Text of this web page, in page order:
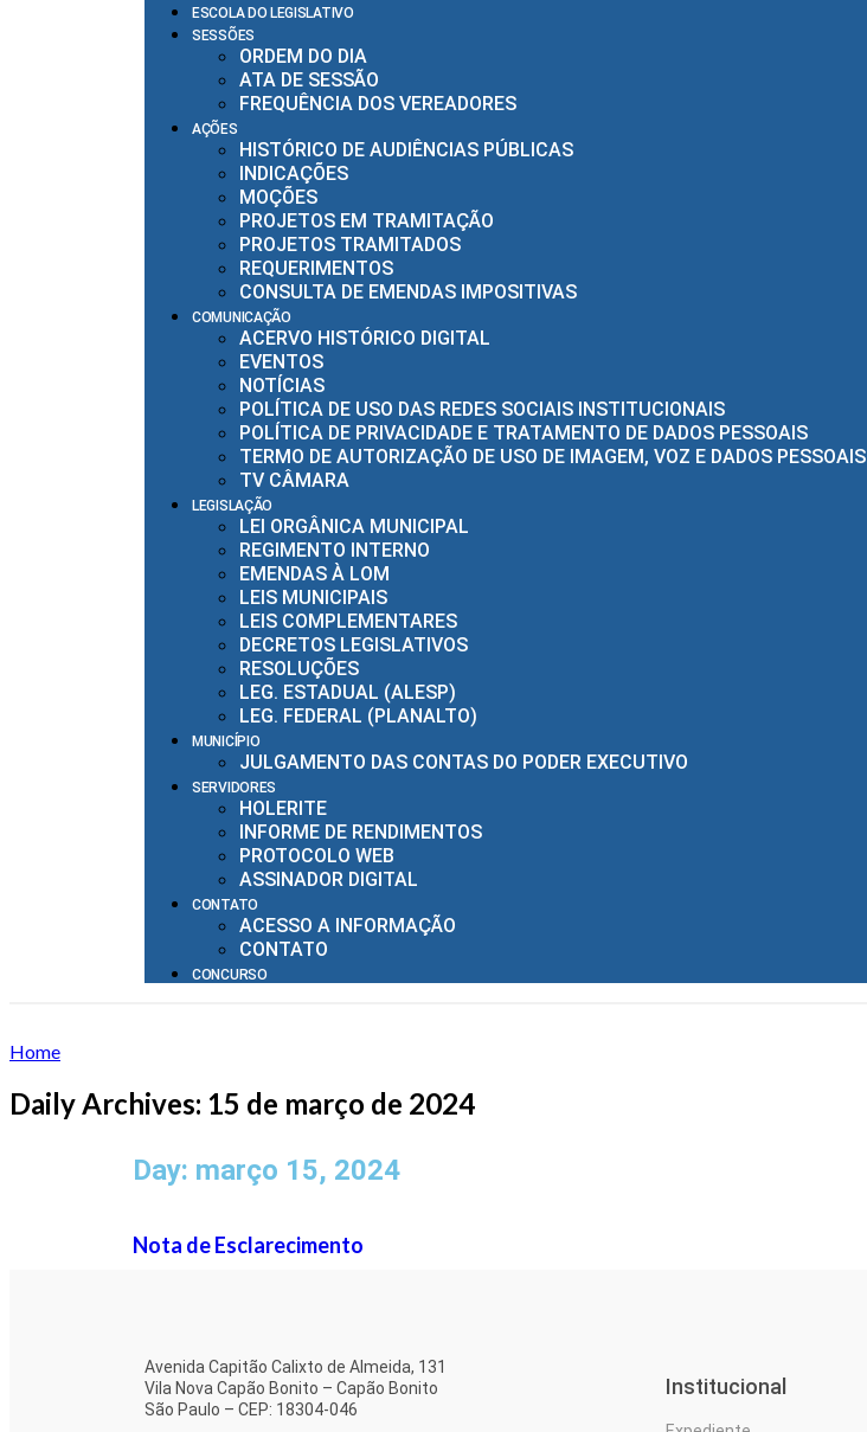
ESCOLA DO LEGISLATIVO
SESSÕES
ORDEM DO DIA
ATA DE SESSÃO
FREQUÊNCIA DOS VEREADORES
AÇÕES
HISTÓRICO DE AUDIÊNCIAS PÚBLICAS
INDICAÇÕES
MOÇÕES
PROJETOS EM TRAMITAÇÃO
PROJETOS TRAMITADOS
REQUERIMENTOS
CONSULTA DE EMENDAS IMPOSITIVAS
COMUNICAÇÃO
ACERVO HISTÓRICO DIGITAL
EVENTOS
NOTÍCIAS
POLÍTICA DE USO DAS REDES SOCIAIS INSTITUCIONAIS
POLÍTICA DE PRIVACIDADE E TRATAMENTO DE DADOS PESSOAIS
TERMO DE AUTORIZAÇÃO DE USO DE IMAGEM, VOZ E DADOS PESSOAIS
TV CÂMARA
LEGISLAÇÃO
LEI ORGÂNICA MUNICIPAL
REGIMENTO INTERNO
EMENDAS À LOM
LEIS MUNICIPAIS
LEIS COMPLEMENTARES
DECRETOS LEGISLATIVOS
RESOLUÇÕES
LEG. ESTADUAL (ALESP)
LEG. FEDERAL (PLANALTO)
MUNICÍPIO
JULGAMENTO DAS CONTAS DO PODER EXECUTIVO
SERVIDORES
HOLERITE
INFORME DE RENDIMENTOS
PROTOCOLO WEB
ASSINADOR DIGITAL
CONTATO
ACESSO A INFORMAÇÃO
CONTATO
CONCURSO
Home
Daily Archives: 15 de março de 2024
Day: março 15, 2024
Nota de Esclarecimento
Avenida Capitão Calixto de Almeida, 131
Vila Nova Capão Bonito – Capão Bonito
São Paulo – CEP: 18304-046
Institucional